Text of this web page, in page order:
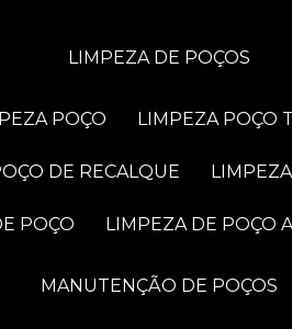
LIMPEZA DE POÇOS
POÇO LIMPEZA POÇO
DE RECALQUE
POÇO LIMPEZA DE POÇO
MANUTENÇÃO DE POÇOS